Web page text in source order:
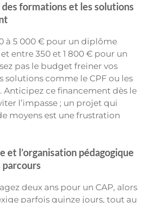
des formations et les solutions
à 5 000 € pour un diplôme
entre 350 et 1 800 € pour un
pas le budget freiner vos
solutions comme le CPF ou les
Anticipez ce financement dès le
l’impasse ; un projet qui
moyens est une frustration
et l’organisation pédagogique
deux ans pour un CAP, alors
parfois quinze jours, tout au